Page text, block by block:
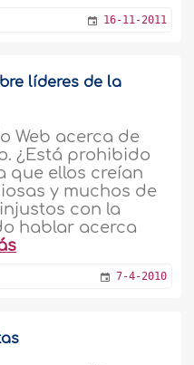
16-11-2011
líderes de la
Web acerca de
¿Está prohibido
que ellos creían
y muchos de
con la
hablar acerca
7-4-2010